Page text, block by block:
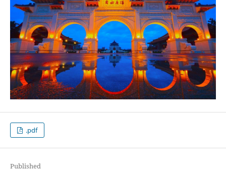
.pdf
Published